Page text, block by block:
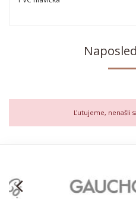
Ľutujeme, nenašli
arrow_back_ios